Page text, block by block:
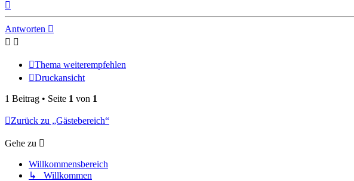
Antworten
Thema weiterempfehlen
Druckansicht
1 Beitrag • Seite 1 von 1
Zurück zu „Gästebereich“
Gehe zu
Willkommensbereich
↳ Willkommen